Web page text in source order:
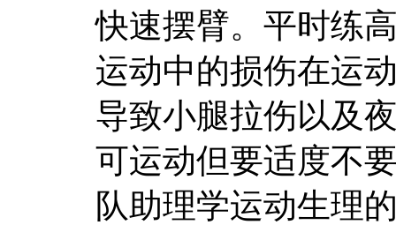
快速摆臂。平时练
运动中的损伤在运
导致小腿拉伤以及
可运动但要适度不
队助理学运动生理